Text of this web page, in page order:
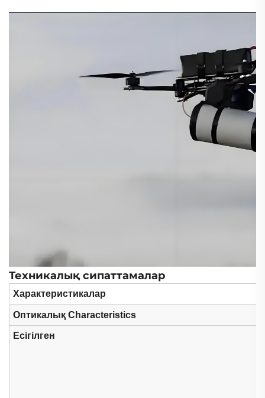
Техникалық сипаттамалар
Характеристикалар
Оптикалық Characteristics
Есігілген